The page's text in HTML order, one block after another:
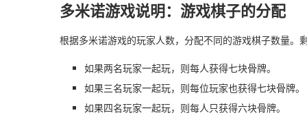
多米诺游戏说明：游戏棋子的分配
根据多米诺游戏的玩家人数，分配不同的游戏棋子数量。
如果两名玩家一起玩，则每人获得七块骨牌。
如果三名玩家一起玩，则每位玩家也获得七块骨牌。
如果四名玩家一起玩，则每人只获得六块骨牌。